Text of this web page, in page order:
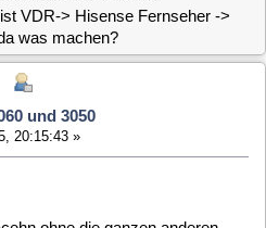
die ganzen anderen